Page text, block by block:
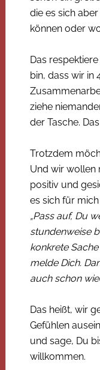
die es sich
können oder
Das
bin, dass wir in
ziehe
der Tasche.
Trotzdem
Und wir wollen
positiv und
es sich für
„Pass auf, Du
stundenweise
konkrete
melde Dich.
auch schon
Das heißt, wir
Gefühlen
und sage, Du
willkommen.